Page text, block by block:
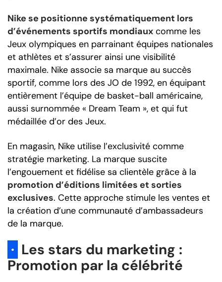
Nike se positionne systématiquement lors
d’événements sportifs mondiaux comme les
Jeux olympiques en parrainant équipes nationales
et athlètes et s’assurer ainsi une visibilité
maximale. Nike associe sa marque au succès
sportif, comme lors des JO de 1992, en équipant
entièrement l’équipe de basket-ball américaine,
aussi surnommée « Dream Team », et qui fut
médaillée d’or des Jeux.
En magasin, Nike utilise l’exclusivité comme
stratégie marketing. La marque suscite
l’engouement et fidélise sa clientèle grâce à la
promotion d’éditions limitées et sorties
exclusives. Cette approche stimule les ventes et
la création d’une communauté d’ambassadeurs
de la marque.
· Les stars du marketing :
Promotion par la célébrité